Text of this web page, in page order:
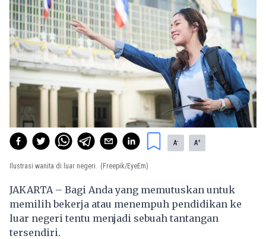
A- A+
Ilustrasi wanita di luar negeri. (Freepik/EyeEm)
JAKARTA – Bagi Anda yang memutuskan untuk
memilih bekerja atau menempuh pendidikan ke
luar negeri tentu menjadi sebuah tantangan
tersendiri.